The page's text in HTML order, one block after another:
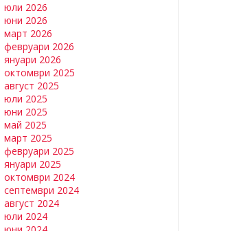
юли 2026
юни 2026
март 2026
февруари 2026
януари 2026
октомври 2025
август 2025
юли 2025
юни 2025
май 2025
март 2025
февруари 2025
януари 2025
октомври 2024
септември 2024
август 2024
юли 2024